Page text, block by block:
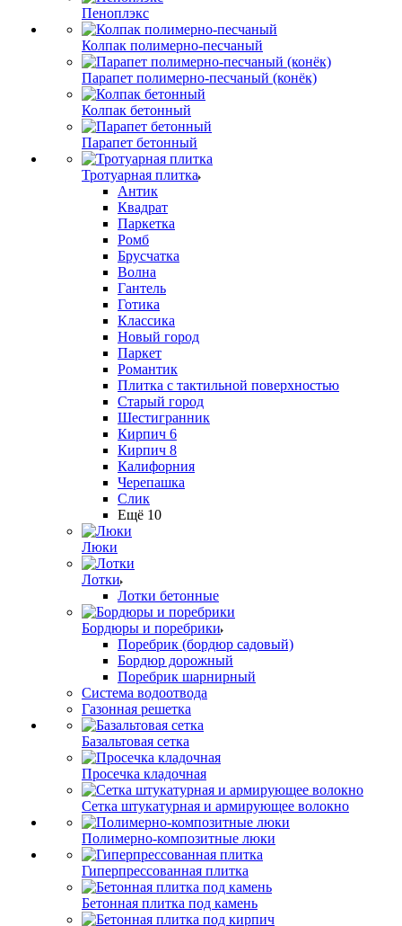
Пеноплэкс
Колпак полимерно-песчаный
Парапет полимерно-песчаный (конёк)
Колпак бетонный
Парапет бетонный
Тротуарная плитка
Антик
Квадрат
Паркетка
Ромб
Брусчатка
Волна
Гантель
Готика
Классика
Новый город
Паркет
Романтик
Плитка с тактильной поверхностью
Старый город
Шестигранник
Кирпич 6
Кирпич 8
Калифорния
Черепашка
Слик
Ещё 10
Люки
Лотки
Лотки бетонные
Бордюры и поребрики
Поребрик (бордюр садовый)
Бордюр дорожный
Поребрик шарнирный
Система водоотвода
Газонная решетка
Базальтовая сетка
Просечка кладочная
Сетка штукатурная и армирующее волокно
Полимерно-композитные люки
Гиперпрессованная плитка
Бетонная плитка под камень